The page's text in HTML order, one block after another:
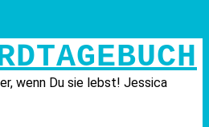
wenn Du sie lebst! Jessica